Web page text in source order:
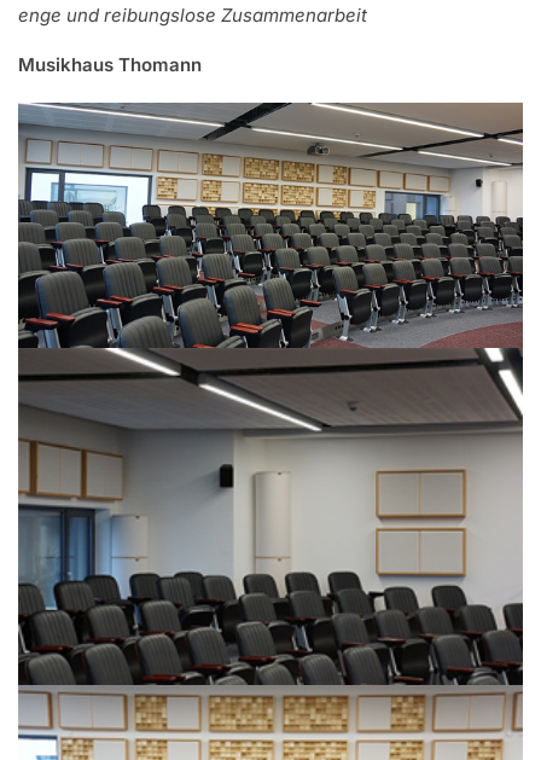
enge und reibungslose Zusammenarbeit
Musikhaus Thomann